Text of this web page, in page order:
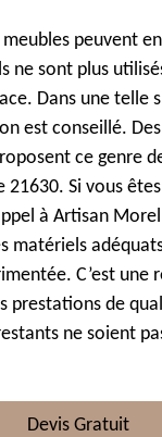
peuvent
ne sont plus
Dans une telle
est conseillé.
ce genre
21630. Si vous
à Artisan
matériels
C’est une
prestations de
ne soient
Devis Gratuit